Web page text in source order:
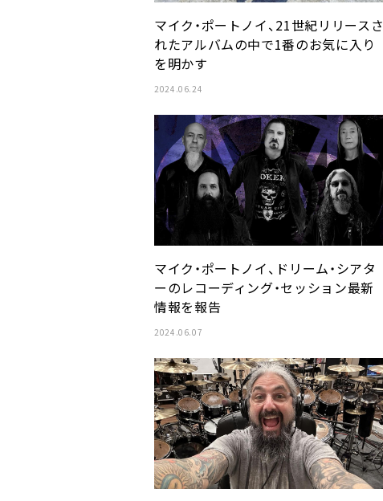
マイク・ポートノイ、21世紀リリースさ
れたアルバムの中で1番のお気に入り
を明かす
2024.06.24
マイク・ポートノイ、ドリーム・シアタ
ーのレコーディング・セッション最新
情報を報告
2024.06.07